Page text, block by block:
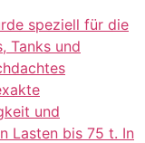
speziell für die
Tanks und
und
Lasten bis 75 t. In